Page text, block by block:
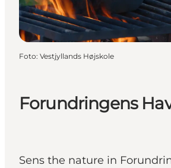
Forundringens
Sens the nature in
Foto: Vestjyllands Højskole